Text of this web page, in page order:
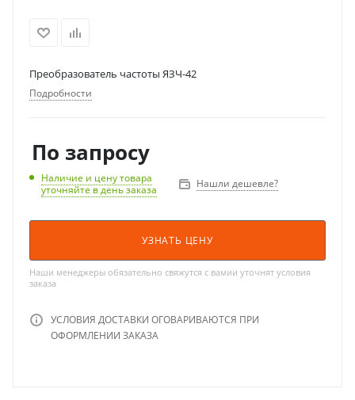
Преобразователь частоты ЯЗЧ-42
Подробности
По запросу
Наличие и цену товара
уточняйте в день заказа
Нашли дешевле?
УЗНАТЬ ЦЕНУ
Наши менеджеры обязательно свяжутся с вамии уточнят условия
заказа
УСЛОВИЯ ДОСТАВКИ ОГОВАРИВАЮТСЯ ПРИ
ОФОРМЛЕНИИ ЗАКАЗА